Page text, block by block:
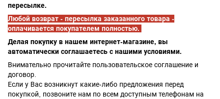
пересылке.
Любой возврат - пересылка заказанного товара -
оплачивается покупателем полностью.
Делая покупку в нашем интернет-магазине, вы
автоматически соглашаетесь с нашими условиями.
Внимательно прочитайте пользовательское соглашение и
договор.
Если у Вас возникнут какие-либо предложения перед
покупкой, позвоните нам по всем доступным телефонам на